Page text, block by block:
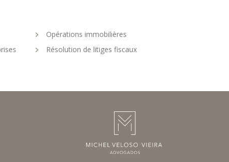
Opérations immobilières
Résolution de litiges fiscaux